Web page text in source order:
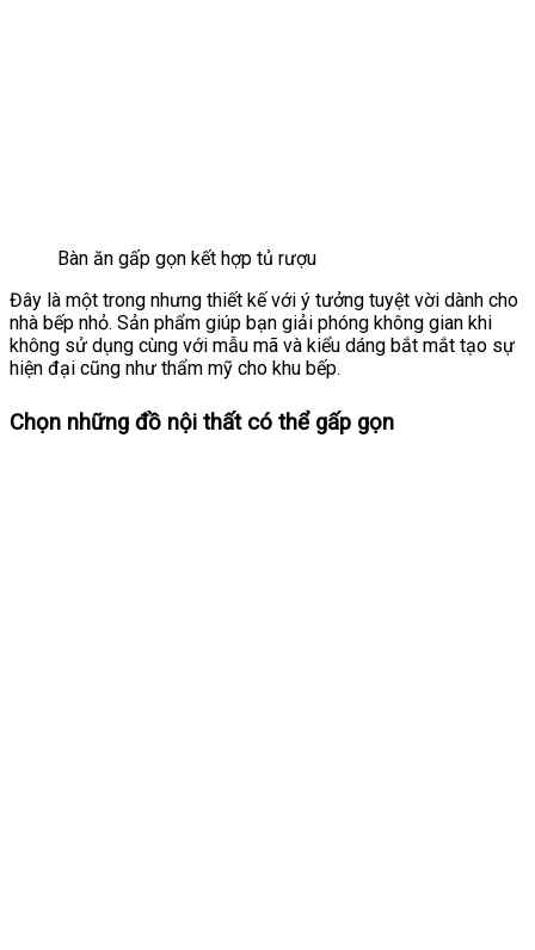
Bàn ăn gấp gọn kết hợp tủ rượu
Đây là một trong nhưng thiết kế với ý tưởng tuyệt vời dành cho
nhà bếp nhỏ. Sản phẩm giúp bạn giải phóng không gian khi
không sử dụng cùng với mẫu mã và kiểu dáng bắt mắt tạo sự
hiện đại cũng như thẩm mỹ cho khu bếp.
Chọn những đồ nội thất có thể gấp gọn